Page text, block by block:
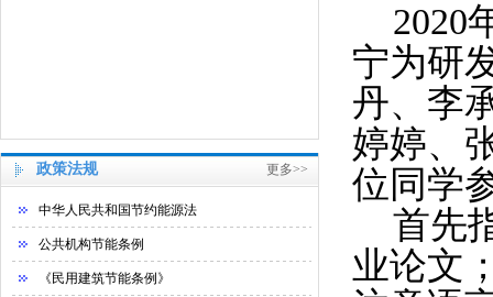
政策法规 更多>>
中华人民共和国节约能源法
公共机构节能条例
《民用建筑节能条例》
2020
宁为研
丹、李
婷婷、
位同学
首先
业论文